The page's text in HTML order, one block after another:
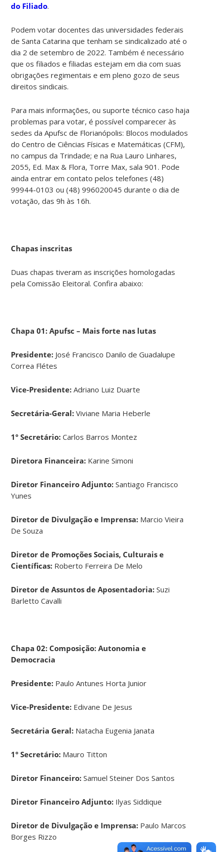
do Filiado.
Podem votar docentes das universidades federais
de Santa Catarina que tenham se sindicalizado até o
dia 2 de setembro de 2022. Também é necessário
que os filiados e filiadas estejam em dia com suas
obrigações regimentais e em pleno gozo de seus
direitos sindicais.
Para mais informações, ou suporte técnico caso haja
problemas para votar, é possível comparecer às
sedes da Apufsc de Florianópolis: Blocos modulados
do Centro de Ciências Físicas e Matemáticas (CFM),
no campus da Trindade; e na Rua Lauro Linhares,
2055, Ed. Max & Flora, Torre Max, sala 901. Pode
ainda entrar em contato pelos telefones (48)
99944-0103 ou (48) 996020045 durante o dia de
votação, das 9h às 16h.
Chapas inscritas
Duas chapas tiveram as inscrições homologadas
pela Comissão Eleitoral. Confira abaixo:
Chapa 01: Apufsc – Mais forte nas lutas
Presidente: José Francisco Danilo de Guadalupe
Correa Flétes
Vice-Presidente:Adriano Luiz Duarte
Secretária-Geral:Viviane Maria Heberle
1° Secretário:Carlos Barros Montez
Diretora Financeira: Karine Simoni
Diretor Financeiro Adjunto:Santiago Francisco
Yunes
Diretor de Divulgação e Imprensa: Marcio Vieira
De Souza
Diretor de Promoções Sociais, Culturais e
Científicas: Roberto Ferreira De Melo
Diretor de Assuntos de Aposentadoria:Suzi
Barletto Cavalli
Chapa 02: Composição: Autonomia e
Democracia
Presidente: Paulo Antunes Horta Junior
Vice-Presidente: Edivane De Jesus
Secretária Geral: Natacha Eugenia Janata
1° Secretário: Mauro Titton
Diretor Financeiro:Samuel Steiner Dos Santos
Diretor Financeiro Adjunto: Ilyas Siddique
Diretor de Divulgação e Imprensa: Paulo Marcos
Borges Rizzo